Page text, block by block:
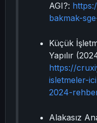
AGI?:
bakmak-
Küçük
Yapılır
https://
isletmeler-
2024-
Alakasız